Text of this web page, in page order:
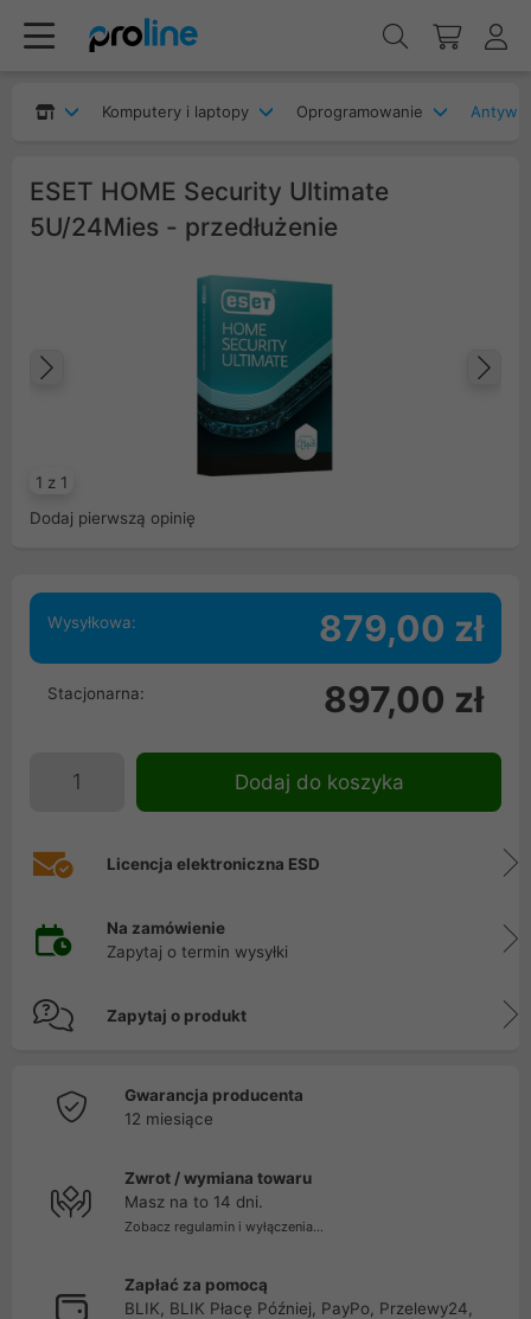
Komputery i laptopy Oprogramowanie
ESET HOME Security Ultimate
5U/24Mies - przedłużenie
1 z 1
Poprzedni
Dodaj pierwszą opinię
Wysyłkowa: 879,00 zł
Stacjonarna: 897,00 zł
Dodaj do koszyka
Licencja elektroniczna ESD
Na zamówienie
Zapytaj o termin wysyłki
Zapytaj o produkt
Gwarancja producenta
12 miesiące
Zwrot / wymiana towaru
Masz na to 14 dni.
Zobacz regulamin i wyłączenia...
Zapłać za pomocą
BLIK, BLIK Płacę Później, PayPo, Przelewy24,